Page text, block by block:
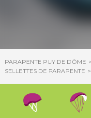
PARAPENTE PUY DE DÔME
SELLETTES DE PARAPENTE